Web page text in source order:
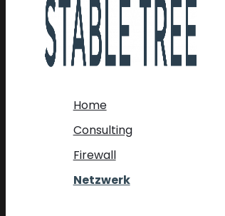
Home
Consulting
Firewall
Netzwerk